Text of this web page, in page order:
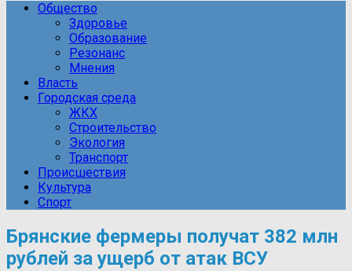
Общество
Здоровье
Образование
Резонанс
Мнения
Власть
Городская среда
ЖКХ
Строительство
Экология
Транспорт
Происшествия
Культура
Спорт
Брянские фермеры получат 382 млн
рублей за ущерб от атак ВСУ